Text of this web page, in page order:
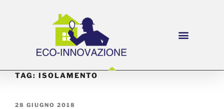
TAG: ISOLAMENTO
28 GIUGNO 2018